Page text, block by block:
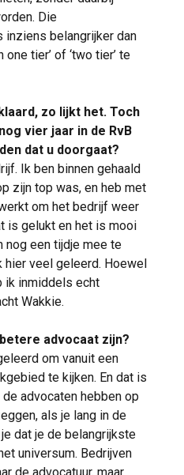
Die
inziens belangrijker dan
tier’ of ‘two tier’ te
zo lijkt het. Toch
vier jaar in de RvB
dat u doorgaat?
Ik ben binnen gehaald
zijn top was, en heb met
om het bedrijf weer
is gelukt en het is mooi
nog een tijdje mee te
hier veel geleerd. Hoewel
ik inmiddels echt
Wakkie.
advocaat zijn?
om vanuit een
te kijken. En dat is
advocaten hebben op
als je lang in de
dat je de belangrijkste
universum. Bedrijven